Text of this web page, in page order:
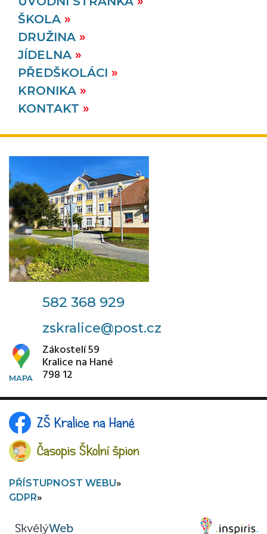
ŠKOLA
DRUŽINA
JÍDELNA
PŘEDŠKOLÁCI
KRONIKA
KONTAKT
582 368 929
zskralice@post.cz
Zákostelí 59
Kralice na Hané
798 12
ZŠ Kralice na Hané
Časopis Školní špion
PŘÍSTUPNOST WEBU
GDPR